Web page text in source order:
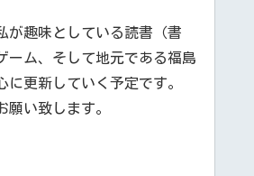
が趣味としている読書（書
ーム、そして地元である福島
に更新していく予定です。
願い致します。